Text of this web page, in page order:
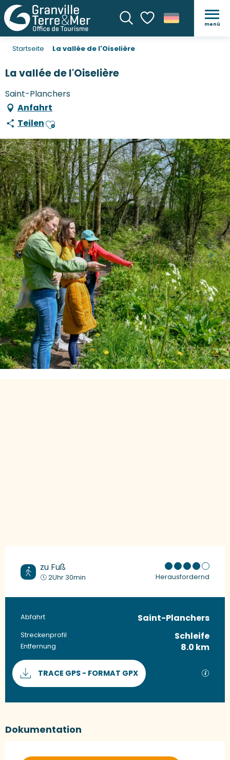
SucheVoir les favoris
menü
Startseite La vallée de l'Oiselière
La vallée de l'Oiselière
Saint-Planchers
Anfahrt
TeilenAjouter aux favoris
zu Fuß
2Uhr 30min Herausfordernd
Praktische Informationen
Abfahrt Saint-Planchers
Streckenprofil Schleife
Entfernung 8.0 km
Dokumentation
TRACE GPS - FORMAT GPX Mit
Dokumentation